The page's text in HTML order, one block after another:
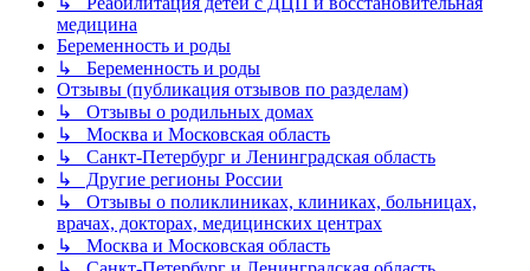
медицина
Беременность и роды
↳ Беременность и роды
Отзывы (публикация отзывов по разделам)
↳ Отзывы о родильных домах
↳ Москва и Московская область
↳ Санкт-Петербург и Ленинградская область
↳ Другие регионы России
↳ Отзывы о поликлиниках, клиниках, больницах,
врачах, докторах, медицинских центрах
↳ Москва и Московская область